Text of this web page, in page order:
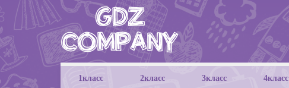
1класс 2класс 3класс 4класс